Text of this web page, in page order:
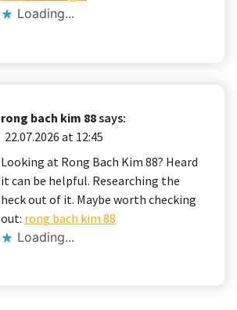
Loading...
rong bach kim 88says:
22.07.2026 at 12:45
Looking at Rong Bach Kim 88? Heard
it can be helpful. Researching the
heck out of it. Maybe worth checking
out: rong bach kim 88
Loading...